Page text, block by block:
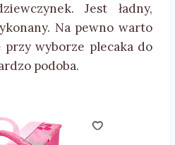
Jest ładny,
Na pewno warto
przy wyborze plecaka do
podoba.